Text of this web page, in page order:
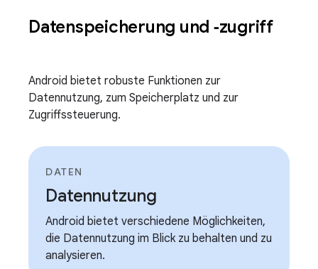
Datenspeicherung und ‑zugriff
Android bietet robuste Funktionen zur
Datennutzung, zum Speicherplatz und zur
Zugriffssteuerung.
DATEN
Datennutzung
Android bietet verschiedene Möglichkeiten,
die Datennutzung im Blick zu behalten und zu
analysieren.